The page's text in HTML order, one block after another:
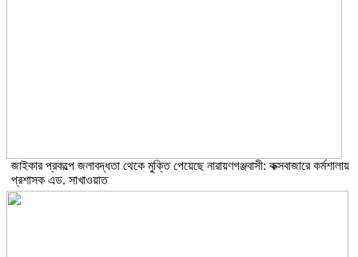
জাইকার প্রকল্পে জলাবদ্ধতা থেকে মুক্তি পেয়েছে নারায়ণগঞ্জবাসী: কক্সবাজারে কর্মশালায়
প্রশাসক এড. সাখাওয়াত